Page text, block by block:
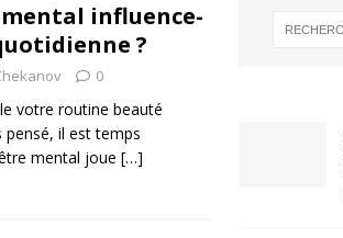
influence-
?
0
votre routine beauté
pensé, il est temps
mental joue […]